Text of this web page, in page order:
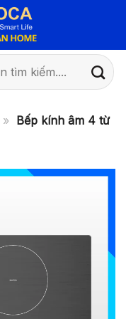
»
Bếp kính âm 4 từ